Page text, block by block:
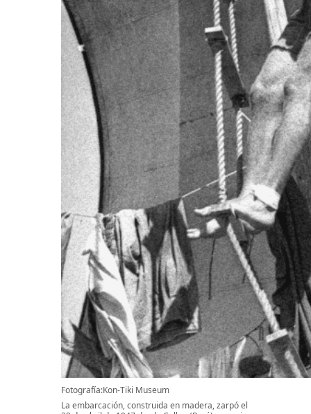
Fotografía:Kon-Tiki Museum
La embarcación, construida en madera, zarpó el